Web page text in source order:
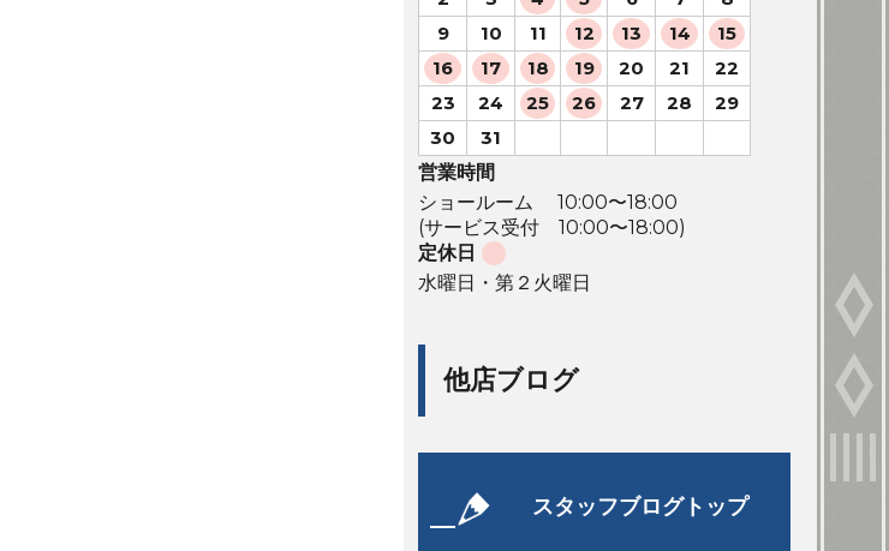
9
10 11 12 13 14
15
16
17 18 19 20 21
22
23
24 25 26 27 28
29
30
31
営業時間
ショールーム 10:00〜18:00
(サービス受付 10:00〜18:00)
定休日
水曜日・第２火曜日
他店ブログ
スタッフブログトップ